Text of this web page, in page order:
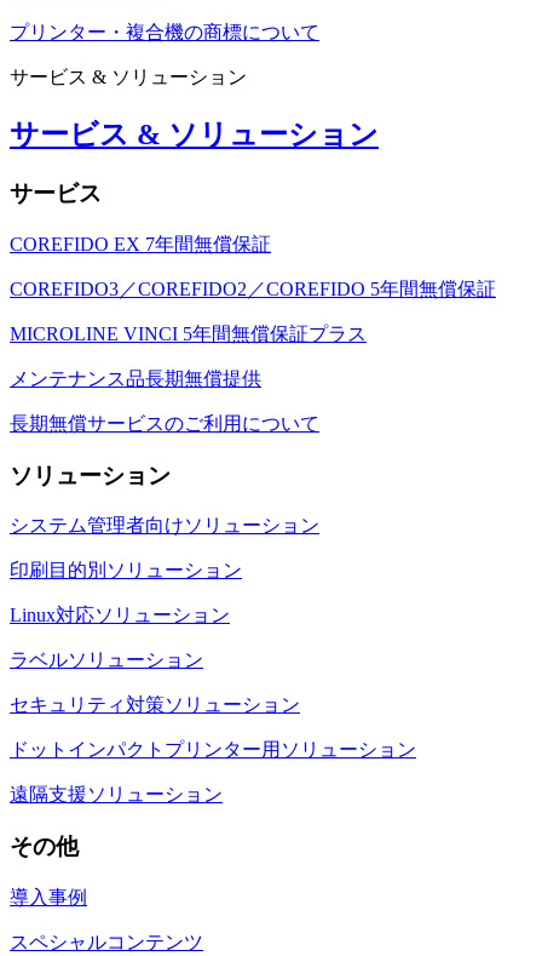
プリンター・複合機の商標について
サービス & ソリューション
サービス & ソリューション
サービス
COREFIDO EX 7年間無償保証
COREFIDO3／COREFIDO2／COREFIDO 5年間無償保証
MICROLINE VINCI 5年間無償保証プラス
メンテナンス品長期無償提供
長期無償サービスのご利用について
ソリューション
システム管理者向けソリューション
印刷目的別ソリューション
Linux対応ソリューション
ラベルソリューション
セキュリティ対策ソリューション
ドットインパクトプリンター用ソリューション
遠隔支援ソリューション
その他
導入事例
スペシャルコンテンツ